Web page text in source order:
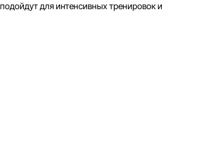
для интенсивных тренировок и